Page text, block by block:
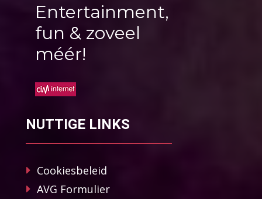
Entertainment,
fun & zoveel
méér!
NUTTIGE LINKS
Cookiesbeleid
AVG Formulier